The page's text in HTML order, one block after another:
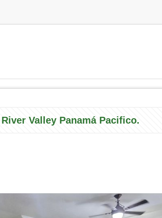
Valley Panamá Pacifico.